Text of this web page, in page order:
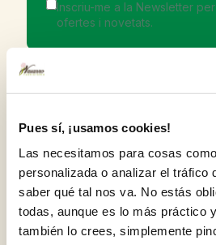
Pues sí, ¡usamos cookies!
Las necesitamos para cosas
personalizada o analizar el tráfico
saber qué tal nos va. No estás
todas, aunque es lo más práctico
también lo crees, simplemente
Inscriu-me a la Newsletter
ofertes i novetats.
Detalls del
Les crispetes de blat de moro
porció gegant d'alegria! Una caixa
còmoda amb ratlles vermelles i
de crispetes de blat de moro de
ha reservat els millors seients!
llet, un somriure feliç i un darrere
vessarà els spoilers!